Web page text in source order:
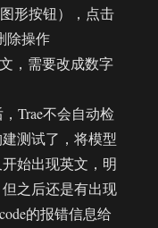
形按钮），点击
除操作
，需要改成数字
Trae不会自动检
测试了，将模型
始出现英文，明
之后还是有出现
的报错信息给